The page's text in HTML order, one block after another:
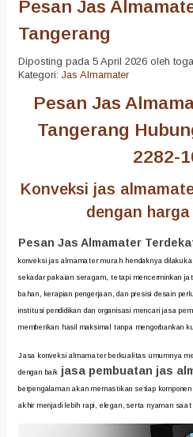
Pesan Jas
Tangerang
Diposting pada 5 April 2026 oleh
Kategori: Jas Almamater
Pesan Jas
Tangerang
2282-
Konveksi jas
dengan
Pesan Jas Almamater
konveksi jas almamater murah hendaknya
sekadar pakaian seragam, tetapi mencerminkan
bahan, kerapian pengerjaan, dan presisi desain
institusi pendidikan dan organisasi mencari jasa
memberikan hasil maksimal tanpa mengorbankan
Jasa konveksi almamater berkualitas umumnya
dengan baik jasa pembuatan jas
berpengalaman akan memastikan setiap
akhir menjadi lebih rapi, elegan, serta nyaman saat